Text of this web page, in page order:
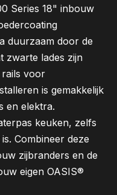
Series 18" inbouw
duurzaam door de
zwarte lades zijn
voor
is gemakkelijk
en elektra.
keuken, zelfs
Combineer deze
zijbranders en de
eigen OASIS®